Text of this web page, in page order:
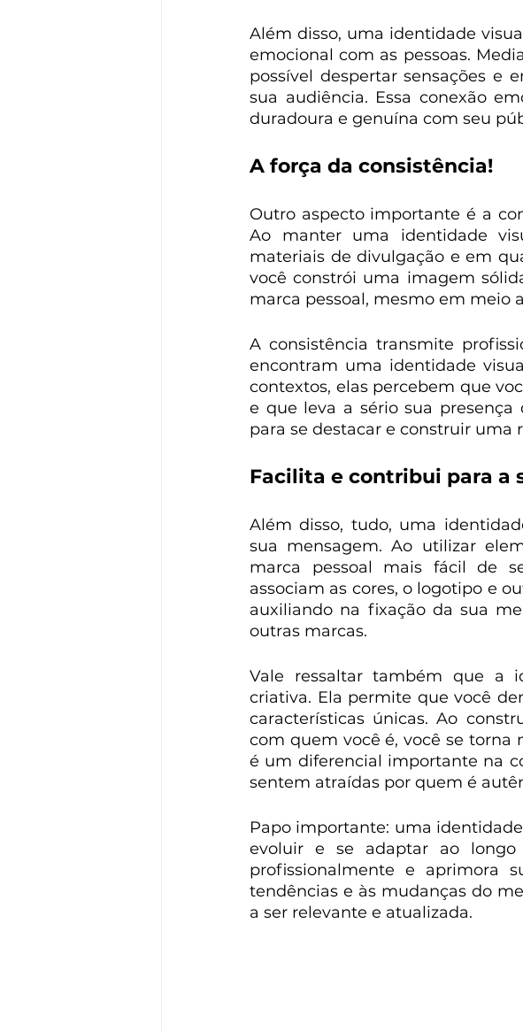
Além disso, uma identidade
emocional com as pessoas.
possível despertar sensações e
sua audiência. Essa conexão
duradoura e genuína com seu
A força da consistência!
Outro aspecto importante é a
Ao manter uma identidade
materiais de divulgação e em
você constrói uma imagem
marca pessoal, mesmo em meio
A consistência transmite
encontram uma identidade
contextos, elas percebem que
e que leva a sério sua
para se destacar e construir uma
Facilita e contribui para a
Além disso, tudo, uma
sua mensagem. Ao utilizar
marca pessoal mais fácil de
associam as cores, o logotipo e
auxiliando na fixação da sua
outras marcas.
Vale ressaltar também que a
criativa. Ela permite que você
características únicas. Ao
com quem você é, você se torna
é um diferencial importante na
sentem atraídas por quem é
Papo importante: uma
evoluir e se adaptar ao
profissionalmente e aprimora
tendências e às mudanças do
a ser relevante e atualizada.